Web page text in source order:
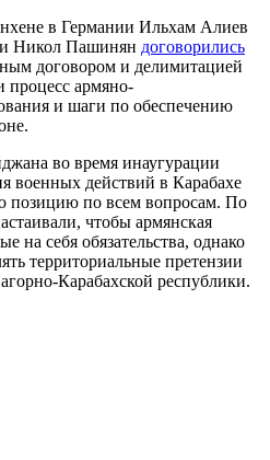
в Германии Ильхам Алиев
Никол Пашинян договорились
договором и делимитацией
процесс армяно-
и шаги по обеспечению
во время инаугурации
военных действий в Карабахе
позицию по всем вопросам. По
чтобы армянская
на себя обязательства, однако
территориальные претензии
Карабахской республики.